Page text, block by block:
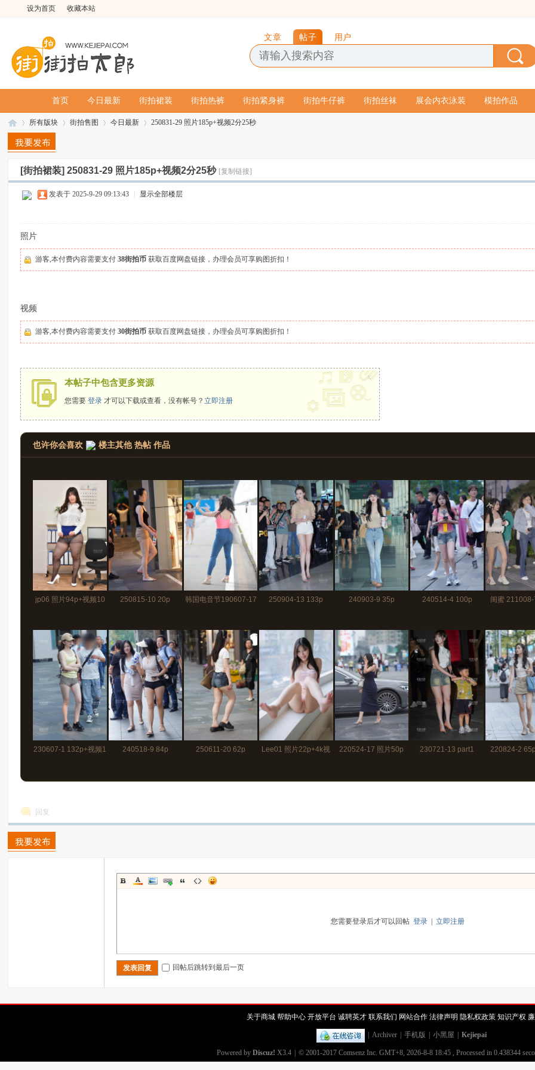
设为首页 收藏本站
文章 帖子 用户
首页 今日最新 街拍裙装 街拍热裤 街拍紧身裤 街拍牛仔裤 街拍丝袜 展会内衣泳装 模拍作品
»
所有版块
›
街拍售图
›
今日最新
›
250831-29 照片185p+视频2分25秒
[街拍裙装]250831-29 照片185p+视频2分25秒 [复制链接]
发表于 2025-9-29 09:13:43 显示全部楼层
照片
游客,本付费内容需要支付38街拍币 获取百度网盘链接，办理会员可享购图折扣！
视频
游客,本付费内容需要支付30街拍币 获取百度网盘链接，办理会员可享购图折扣！
本帖子中包含更多资源
您需要登录 才可以下载或查看，没有帐号？立即注册
x
也许你会喜欢 楼主其他 热帖 作品
jp06 照片94p+视频10 250815-10 20p 韩国电音节190607-17 250904-13 133p 240903-9 35p 240514-4 100p 闺蜜
230607-1 132p+视频1 240518-9 84p 250611-20 62p Lee01 照片22p+4k视 220524-17 照片50p 230721-13 part1 220824-2
回复
您需要登录后才可以回帖 登录 立即注册
发表回复 回帖后跳转到最后一页
关于商城 帮助中心 开放平台 诚聘英才 联系我们 网站合作 法律声明 隐私权政策 知识产权
Archiver 手机版 小黑屋 Kejiepai
Powered by Discuz! X3.4 © 2001-2017 Comsenz Inc. GMT+8, 2026-8-8 18:45, Processed in 0.438344